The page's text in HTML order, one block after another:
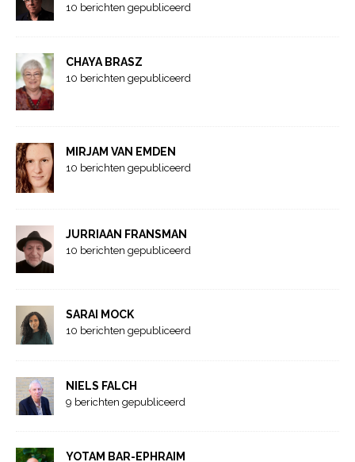
10 berichten gepubliceerd
CHAYA BRASZ
10 berichten gepubliceerd
MIRJAM VAN EMDEN
10 berichten gepubliceerd
JURRIAAN FRANSMAN
10 berichten gepubliceerd
SARAI MOCK
10 berichten gepubliceerd
NIELS FALCH
9 berichten gepubliceerd
YOTAM BAR-EPHRAIM